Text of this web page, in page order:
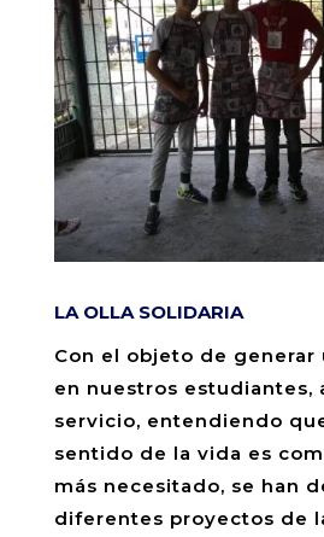
LA OLLA SOLIDARIA
Con el objeto de generar
en nuestros estudiantes,
servicio, entendiendo
sentido de la vida es
más necesitado, se han
diferentes proyectos de